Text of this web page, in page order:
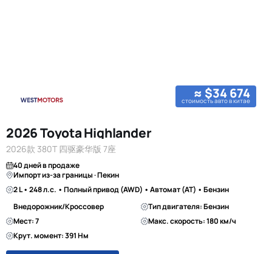
≈ $34 674
стоимость авто в китае
2026 Toyota Highlander
2026款 380T 四驱豪华版 7座
40 дней в продаже
Импорт из-за границы · Пекин
2 L • 248 л.с. • Полный привод (AWD) • Автомат (AT) • Бензин
Внедорожник/Кроссовер
Тип двигателя: Бензин
Мест: 7
Макс. скорость: 180 км/ч
Крут. момент: 391 Нм